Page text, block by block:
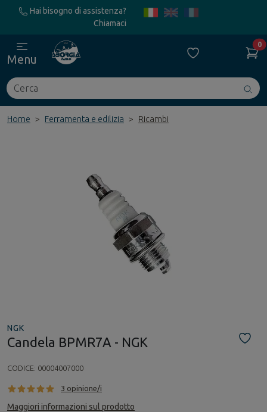
Hai bisogno di assistenza?
Chiamaci
Cerca
0
Menu
Home Ferramenta e edilizia Ricambi
NGK
Candela BPMR7A - NGK
CODICE: 00004007000
3 opinione/i
Maggiori informazioni sul prodotto